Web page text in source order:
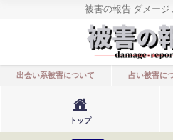
被害の報告 ダメージ
出会い系被害について 占い被害に
トップ